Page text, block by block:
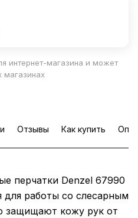
интернет-магазина и может
магазинах
Отзывы Как купить
перчатки Denzel 67990
для работы со слесарным
защищают кожу рук от